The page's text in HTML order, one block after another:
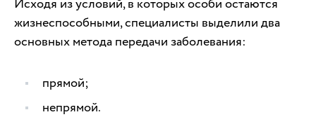
Исходя из условий, в которых особи остаются
жизнеспособными, специалисты выделили два
основных метода передачи заболевания:
прямой;
непрямой.